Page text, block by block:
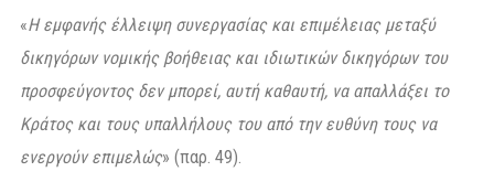
«Η εμφανής έλλειψη συνεργασίας και επιμέλειας μεταξύ
δικηγόρων νομικής βοήθειας και ιδιωτικών δικηγόρων του
προσφεύγοντος δεν μπορεί, αυτή καθαυτή, να απαλλάξει το
Κράτος και τους υπαλλήλους του από την ευθύνη τους να
ενεργούν επιμελώς» (παρ. 49).